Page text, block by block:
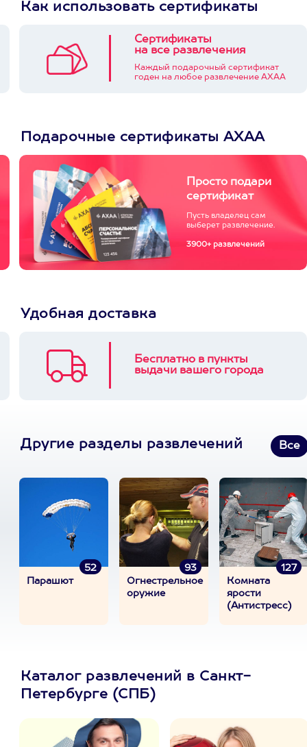
Как использовать сертификаты
Сертификаты
на все развлечения
Каждый подарочный сертификат
годен на любое развлечение АХАА
Подарочные сертификаты АХАА
Просто подари
сертификат
Пусть владелец сам
выберет развлечение.
3900+ развлечений
Удобная доставка
Бесплатно в пункты
выдачи вашего города
Другие разделы развлечений Все
52
Парашют
93
Огнестрельное
оружие
127
Комната
ярости
(Антистресс)
Каталог развлечений в Санкт-
Петербурге (СПБ)